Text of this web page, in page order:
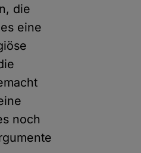
die
eine
noch